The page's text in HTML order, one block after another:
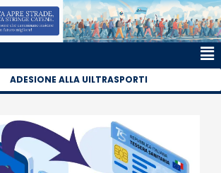
ADESIONE ALLA UILTRASPORTI